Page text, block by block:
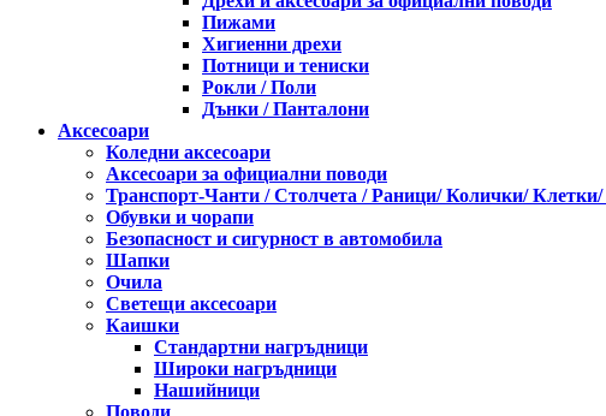
Пижами
Хигиенни дрехи
Потници и тениски
Рокли / Поли
Дънки / Панталони
Аксесоари
Коледни аксесоари
Аксесоари за официални поводи
Транспорт-Чанти / Столчета / Раници/ Колички/
Обувки и чорапи
Безопасност и сигурност в автомобила
Шапки
Очила
Светещи аксесоари
Каишки
Стандартни нагръдници
Широки нагръдници
Нашийници
Поводи